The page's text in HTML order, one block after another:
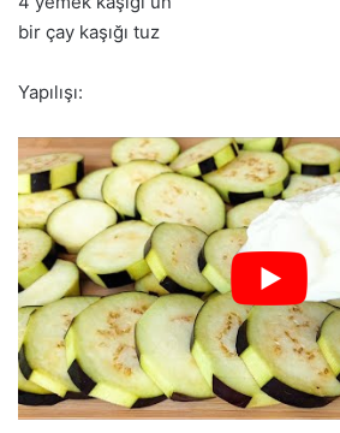
bir çay kaşığı tuz
Yapılışı: